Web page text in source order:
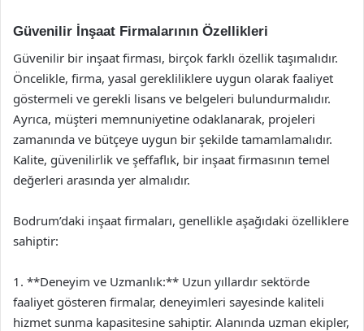
Güvenilir İnşaat Firmalarının Özellikleri
Güvenilir bir inşaat firması, birçok farklı özellik taşımalıdır.
Öncelikle, firma, yasal gerekliliklere uygun olarak faaliyet
göstermeli ve gerekli lisans ve belgeleri bulundurmalıdır.
Ayrıca, müşteri memnuniyetine odaklanarak, projeleri
zamanında ve bütçeye uygun bir şekilde tamamlamalıdır.
Kalite, güvenilirlik ve şeffaflık, bir inşaat firmasının temel
değerleri arasında yer almalıdır.
Bodrum’daki inşaat firmaları, genellikle aşağıdaki özelliklere
sahiptir:
1. **Deneyim ve Uzmanlık:** Uzun yıllardır sektörde
faaliyet gösteren firmalar, deneyimleri sayesinde kaliteli
hizmet sunma kapasitesine sahiptir. Alanında uzman ekipler,